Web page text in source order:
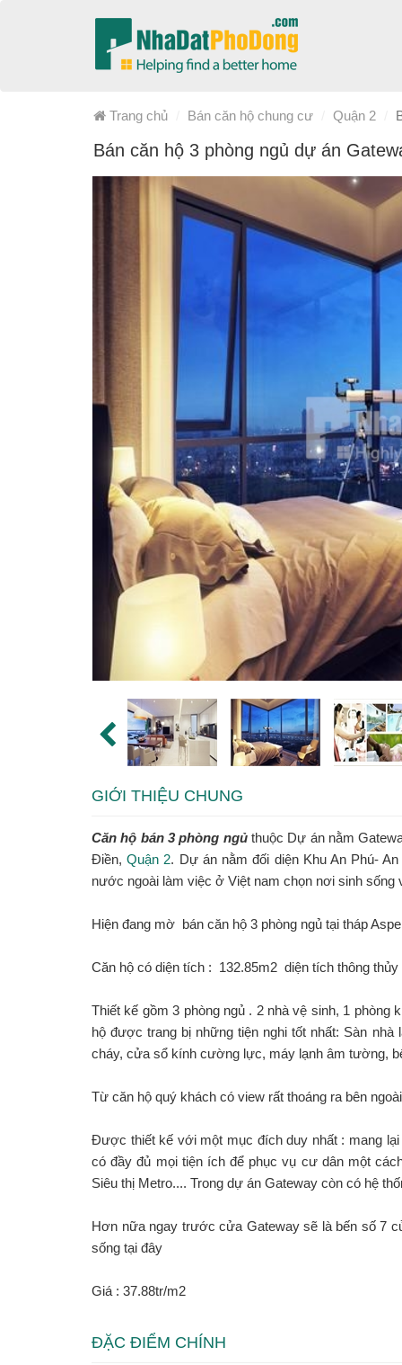
Trang chủ Bán căn hộ chung cư Quận 2
Bán căn hộ 3 phòng ngủ dự án
GIỚI THIỆU CHUNG
Căn hộ bán 3 phòng ngủthuộc Dự án nằm
Điền,Quận 2. Dự án nằm đối diện Khu An Phú-
nước ngoài làm việc ở Việt nam chọn nơi sinh sống
Hiện đang mờ bán căn hộ 3 phòng ngủ tại tháp
Căn hộ có diện tích : 132.85m2 diện tích thông
Thiết kế gồm 3 phòng ngủ . 2 nhà vệ sinh, 1
hộ được trang bị những tiện nghi tốt nhất: Sàn
cháy, cửa sổ kính cường lực, máy lạnh âm tường,
Từ căn hộ quý khách có view rất thoáng ra bên
Được thiết kế với một mục đích duy nhất : mang
có đầy đủ mọi tiện ích để phục vụ cư dân một
Siêu thị Metro.... Trong dự án Gateway còn có hệ
Hơn nữa ngay trước cửa Gateway sẽ là bến số 7
sống tại đây
Giá : 37.88tr/m2
ĐẶC ĐIỂM CHÍNH